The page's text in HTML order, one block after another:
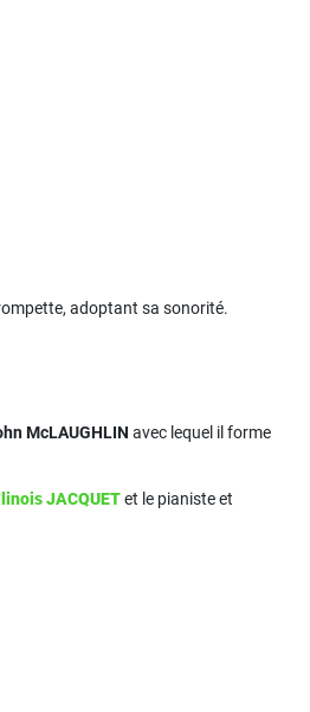
adoptant sa sonorité.
McLAUGHLIN avec lequel il forme
JACQUETet le pianiste et